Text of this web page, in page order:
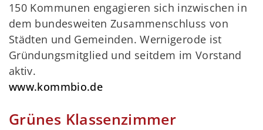
150 Kommunen engagieren sich inzwischen in
dem bundesweiten Zusammenschluss von
Städten und Gemeinden. Wernigerode ist
Gründungsmitglied und seitdem im Vorstand
aktiv.
www.kommbio.de
Grünes Klassenzimmer